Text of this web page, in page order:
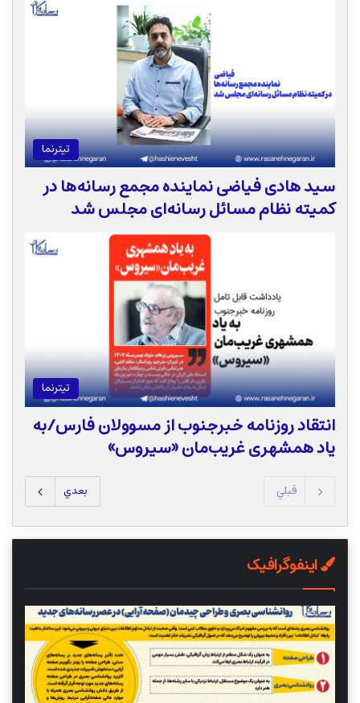
تیترنما
سید هادی فیاضی نماینده مجمع رسانه‌ها در
کمیته نظام مسائل رسانه‌ای مجلس شد
تیترنما
انتقاد روزنامه خبرجنوب از مسوولان فارس/به
یاد همشهری غریب‌مان «سیروس»
قبلي بعدي
اینفوگرافیک